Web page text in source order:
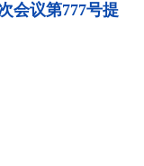
会议第777号提